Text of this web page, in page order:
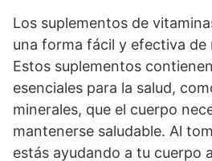
Los suplementos de
una forma fácil y efectiva de
Estos suplementos
esenciales para la salud,
minerales, que el cuerpo
mantenerse saludable. Al
estás ayudando a tu cuerpo